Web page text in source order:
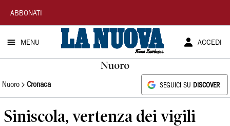
La
Nuova
Sardegna
ABBONATI
MENU ACCEDI
Nuoro
Nuoro Cronaca SEGUICI SU DISCOVER
Siniscola, vertenza dei vigili